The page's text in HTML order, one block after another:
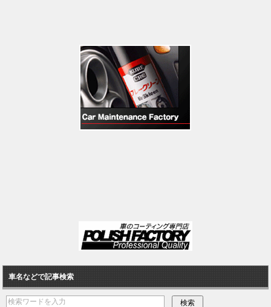
車名などで記事検索